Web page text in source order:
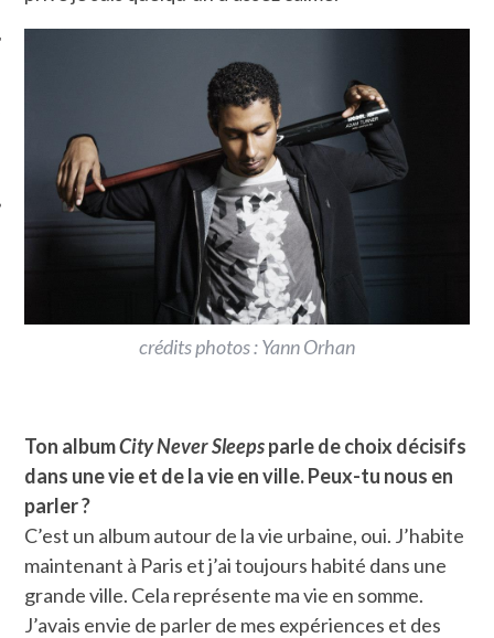
crédits photos : Yann Orhan
Ton albumCity Never Sleepsparle de choix décisifs
dans une vie et de la vie en ville. Peux-tu nous en
parler ?
C’est un album autour de la vie urbaine, oui. J’habite
maintenant à Paris et j’ai toujours habité dans une
grande ville. Cela représente ma vie en somme.
J’avais envie de parler de mes expériences et des